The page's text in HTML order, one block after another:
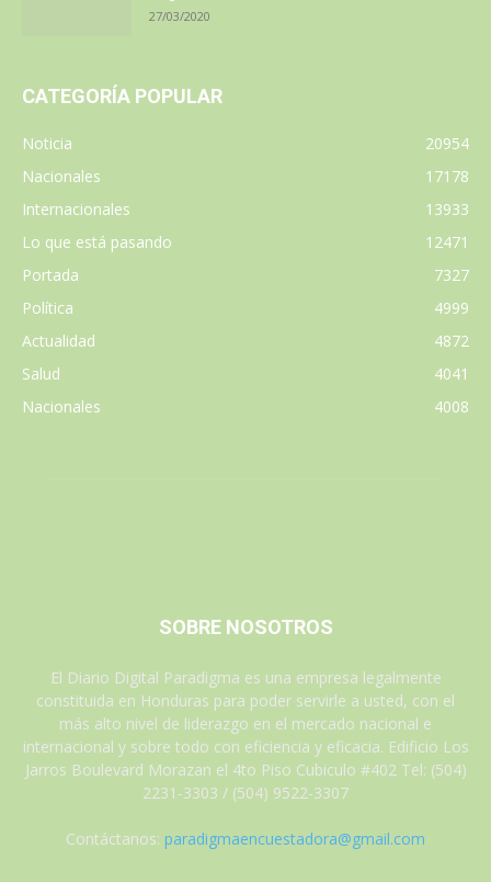
27/03/2020
CATEGORÍA POPULAR
Noticia
20954
Nacionales
17178
Internacionales
13933
Lo que está pasando
12471
Portada
7327
Política
4999
Actualidad
4872
Salud
4041
Nacionales
4008
SOBRE NOSOTROS
El Diario Digital Paradigma es una empresa legalmente
constituida en Honduras para poder servirle a usted, con el
más alto nivel de liderazgo en el mercado nacional e
internacional y sobre todo con eficiencia y eficacia. Edificio Los
Jarros Boulevard Morazan el 4to Piso Cubiculo #402 Tel: (504)
2231-3303 / (504) 9522-3307
Contáctanos: paradigmaencuestadora@gmail.com